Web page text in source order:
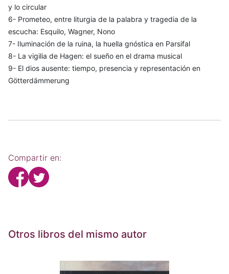
y lo circular
6- Prometeo, entre liturgia de la palabra y tragedia de la
escucha: Esquilo, Wagner, Nono
7- Iluminación de la ruina, la huella gnóstica en Parsifal
8- La vigilia de Hagen: el sueño en el drama musical
9- El dios ausente: tiempo, presencia y representación en
Götterdämmerung
Compartir en:
Otros libros del mismo autor